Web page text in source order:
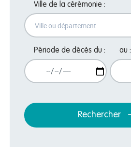
Ville de la cérémonie :
Période de décès du : au :
Rechercher